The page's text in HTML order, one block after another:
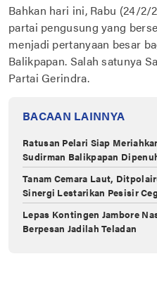
Bahkan hari ini, Rabu (24/2/
partai pengusung yang
menjadi pertanyaan besar
Balikpapan. Salah satunya
Partai Gerindra.
BACAAN LAINNYA
Ratusan Pelari Siap
Sudirman Balikpapan
Tanam Cemara Laut,
Sinergi Lestarikan Pesisir
Lepas Kontingen Jambore
Berpesan Jadilah Teladan